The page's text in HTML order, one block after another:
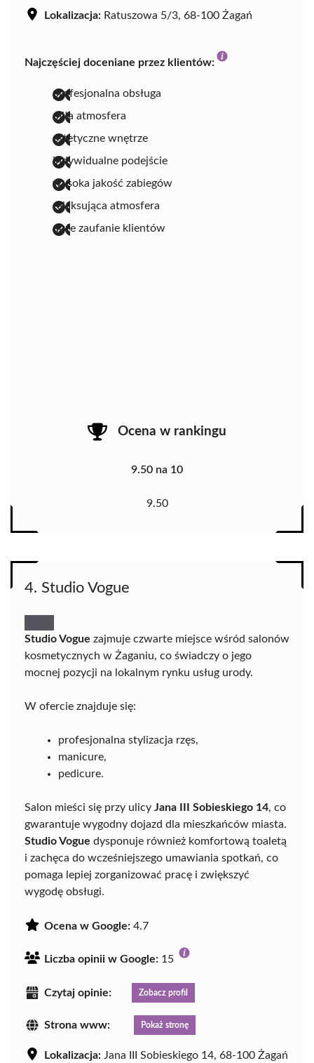
Lokalizacja: Ratuszowa 5/3, 68-100 Żagań
Najczęściej doceniane przez klientów:
profesjonalna obsługa
miła atmosfera
estetyczne wnętrze
indywidualne podejście
wysoka jakość zabiegów
relaksująca atmosfera
duże zaufanie klientów
Ocena w rankingu
9.50 na 10
9.50
4. Studio Vogue
Studio Vogue zajmuje czwarte miejsce wśród salonów
kosmetycznych w Żaganiu, co świadczy o jego
mocnej pozycji na lokalnym rynku usług urody.
W ofercie znajduje się:
profesjonalna stylizacja rzęs,
manicure,
pedicure.
Salon mieści się przy ulicy Jana III Sobieskiego 14, co
gwarantuje wygodny dojazd dla mieszkańców miasta.
Studio Vogue dysponuje również komfortową toaletą
i zachęca do wcześniejszego umawiania spotkań, co
pomaga lepiej zorganizować pracę i zwiększyć
wygodę obsługi.
Ocena w Google: 4.7
Liczba opinii w Google: 15
Czytaj opinie: Zobacz profil
Strona www: Pokaż stronę
Lokalizacja: Jana III Sobieskiego 14, 68-100 Żagań